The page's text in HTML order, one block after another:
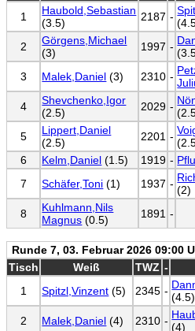
1
Haubold,Sebastian
(3.5)
2187 -
2
Görgens,Michael
(3)
1997 -
3 Malek,Daniel (3) 2310 -
4
Shevchenko,Igor
(2.5)
2029 -
5
Lippert,Daniel
(2.5)
2201 -
6
Kelm,Daniel (1.5) 1919 -
7
Schäfer,Toni (1) 1937 - (2)
8
Kuhlmann,Nils
Magnus (0.5) 1891 -
Runde 7, 03. Februar 2026 09:00
Tisch
Weiß TWZ -
1
Spitzl,Vinzent (5) 2345 - (4.5)
2 Malek,Daniel (4) 2310 - (4)